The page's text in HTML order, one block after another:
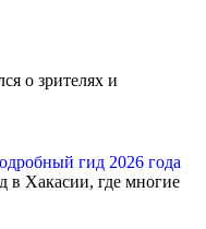
о зрителях и
гид 2026 года
Хакасии, где многие